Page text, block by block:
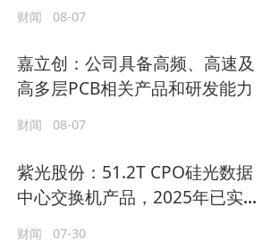
财闻 08-07
嘉立创：公司具备高频、高速及
高多层PCB相关产品和研发能力
财闻 08-07
紫光股份：51.2T CPO硅光数据
中心交换机产品，2025年已实现
财闻 07-30